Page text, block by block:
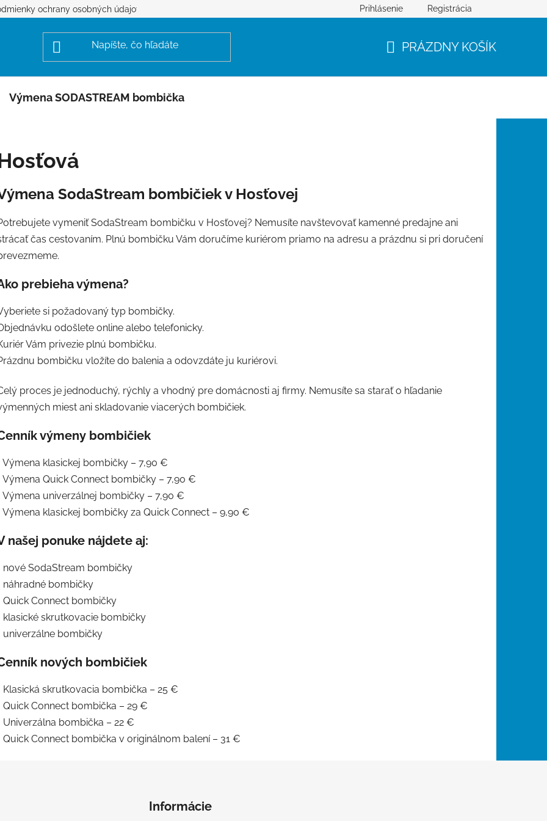
ochrany osobných údajov Prihlásenie Registrácia
PRÁZDNY KOŠÍK
Výmena SODASTREAM bombička
SodaStream bombičiek v Hosťovej
vymeniť SodaStream bombičku v Hosťovej? Nemusíte navštevovať kamenné predajne ani
čas cestovaním. Plnú bombičku Vám doručíme kuriérom priamo na adresu a prázdnu si pri doručení
prebieha výmena?
si požadovaný typ bombičky.
odošlete online alebo telefonicky.
Vám privezie plnú bombičku.
bombičku vložíte do balenia a odovzdáte ju kuriérovi.
proces je jednoduchý, rýchly a vhodný pre domácnosti aj firmy. Nemusíte sa starať o hľadanie
miest ani skladovanie viacerých bombičiek.
výmeny bombičiek
Výmena klasickej bombičky – 7,90 €
Výmena Quick Connect bombičky – 7,90 €
Výmena univerzálnej bombičky – 7,90 €
Výmena klasickej bombičky za Quick Connect – 9,90 €
našej ponuke nájdete aj:
nové SodaStream bombičky
náhradné bombičky
Quick Connect bombičky
klasické skrutkovacie bombičky
univerzálne bombičky
nových bombičiek
Klasická skrutkovacia bombička – 25 €
Quick Connect bombička – 29 €
Univerzálna bombička – 22 €
Quick Connect bombička v originálnom balení – 31 €
Informácie